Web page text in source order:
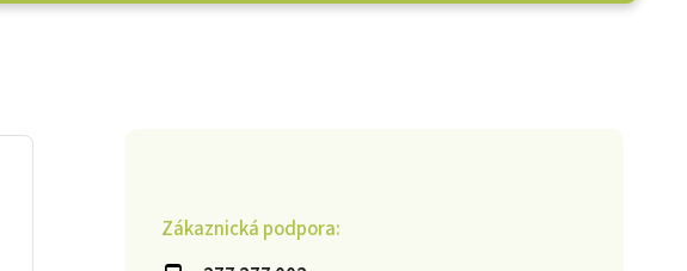
Zákaznická podpora: